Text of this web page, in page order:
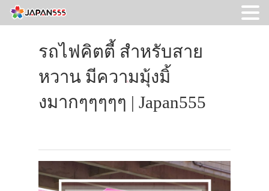
รถไฟคิตตี้ สำหรับสาย
หวาน มีความมุ้งมิ้
งมากๆๆๆๆๆ | Japan555